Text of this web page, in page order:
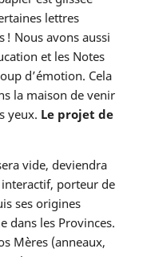
lettres
! Nous avons aussi
et les Notes
d’émotion. Cela
la maison de venir
yeux. Le projet de
vide, deviendra
porteur de
ses origines
dans les Provinces.
Mères (anneaux,